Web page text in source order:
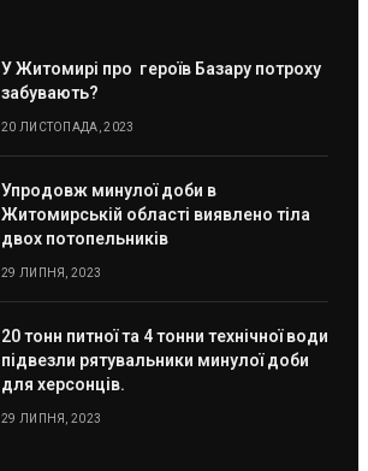
У Житомирі про героїв Базару потроху
забувають?
20 ЛИСТОПАДА, 2023
Упродовж минулої доби в
Житомирській області виявлено тіла
двох потопельників
29 ЛИПНЯ, 2023
20 тонн питної та 4 тонни технічної води
підвезли рятувальники минулої доби
для херсонців.
29 ЛИПНЯ, 2023